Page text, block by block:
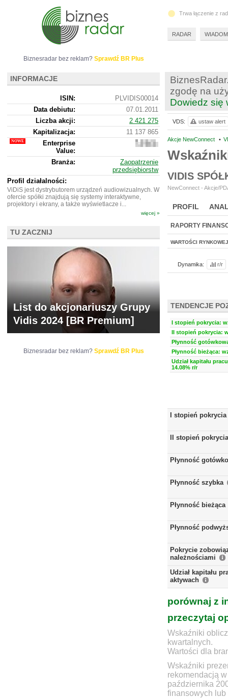
zgodę na
Dowiedz się
Akcje NewConnect •
VIDIS
NewConnect - Akcje/
PROFIL
BR LAB
RAPORTY
WARTOŚCI RYNKOWEJ
Dynamika: r/r
TENDENCJE
I stopień pokrycia:
II stopień pokrycia:
Płynność
Płynność bieżąca:
Udział kapitału
14.08% r/r
I stopień pokrycia
II stopień pokrycia
Płynność
Płynność szybka
Płynność bieżąca
Płynność
Pokrycie
należnościami
Udział kapitału
aktywach
porównaj z
przeczytaj
Wskaźniki
kwartalnych.
Wartości dla
Wskaźniki
rekomendacją
października
finansowych lub
VDS: ustaw alert
Biznesradar bez reklam? Sprawdź BR Plus
INFORMACJE
ISIN:
PLVIDIS00014
Data debiutu:
07.01.2011
Liczba akcji:
2 421 275
Kapitalizacja:
11 137 865
Enterprise
Value:
8
865
Branża:
Zaopatrzenie
przedsiębiorstw
Profil działalności:
ViDiS jest dystrybutorem urządzeń audiowizualnych. W
ofercie spółki znajdują się systemy interaktywne,
projektory i ekrany, a także wyświetlacze i...
więcej »
TU ZACZNIJ
List do akcjonariuszy Grupy
Vidis 2024 [BR Premium]
Biznesradar bez reklam? Sprawdź BR Plus
Trwa łączenie z
RADAR